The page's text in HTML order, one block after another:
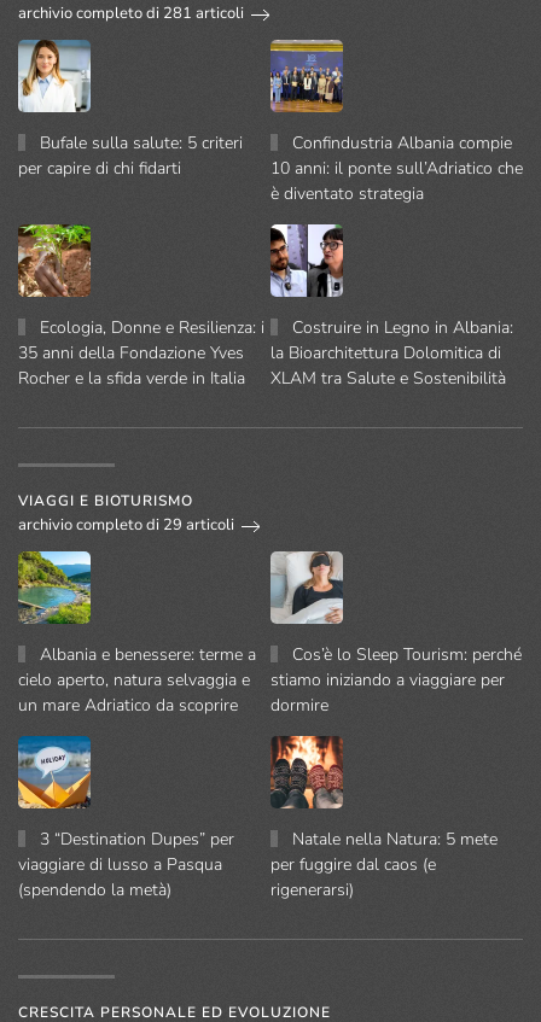
archivio completo di 281 articoli
Bufale sulla salute: 5 criteri
per capire di chi fidarti
Confindustria Albania compie
10 anni: il ponte sull’Adriatico che
è diventato strategia
Ecologia, Donne e Resilienza: i
35 anni della Fondazione Yves
Rocher e la sfida verde in Italia
Costruire in Legno in Albania:
la Bioarchitettura Dolomitica di
XLAM tra Salute e Sostenibilità
VIAGGI E BIOTURISMO
archivio completo di 29 articoli
Albania e benessere: terme a
cielo aperto, natura selvaggia e
un mare Adriatico da scoprire
Cos’è lo Sleep Tourism: perché
stiamo iniziando a viaggiare per
dormire
3 “Destination Dupes” per
viaggiare di lusso a Pasqua
(spendendo la metà)
Natale nella Natura: 5 mete
per fuggire dal caos (e
rigenerarsi)
CRESCITA PERSONALE ED EVOLUZIONE